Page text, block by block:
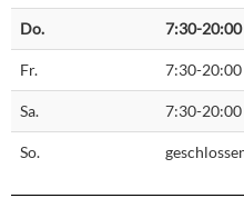
Do. 7:30-20:00
Fr. 7:30-20:00
Sa. 7:30-20:00
So.